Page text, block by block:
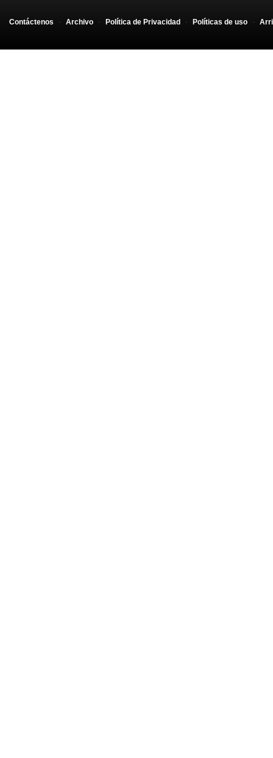
Contáctenos - Archivo - Política de Privacidad - Políticas de uso -